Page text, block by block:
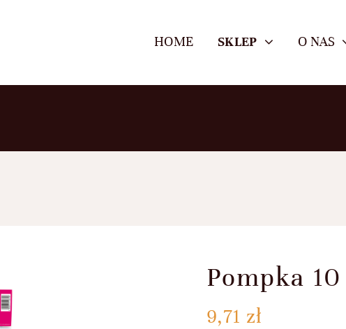
HOME SKLEP O NAS
Pompka
9,71 zł